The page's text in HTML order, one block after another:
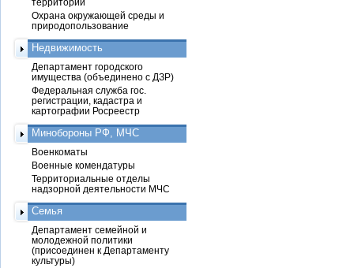
Охрана окружающей среды и
природопользование
Недвижимость
Департамент городского
имущества (объединено с ДЗР)
Федеральная служба гос.
регистрации, кадастра и
картографии Росреестр
Минобороны РФ, МЧС
Военкоматы
Военные комендатуры
Территориальные отделы
надзорной деятельности МЧС
Семья
Департамент семейной и
молодежной политики
(присоединен к Департаменту
культуры)